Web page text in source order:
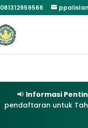
081312959566
📢 Informasi
pendaftaran untuk